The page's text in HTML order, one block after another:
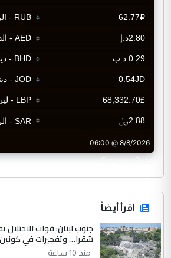
CurrencyRate
اقرأ أيضاً
جنوب لبنان: قوات
شقرا… وتفجيرات في
منذ 10 ساعة